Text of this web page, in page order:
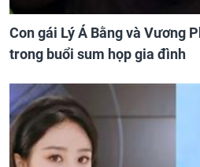
Con gái Lý Á Bằng và Vương
trong buổi sum họp gia đình